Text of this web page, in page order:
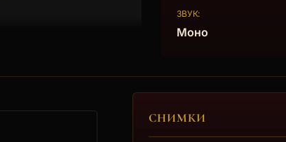
ЗВУК:
Моно
СНИМКИ